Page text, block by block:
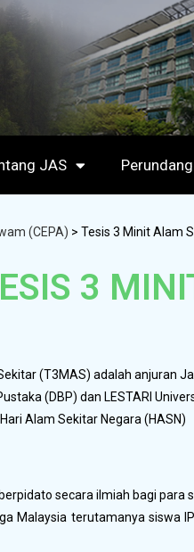
JAS
(CEPA) > Tesis 3 Minit Alam
3
(T3MAS) adalah anjuran
(DBP) dan LESTARI
Alam Sekitar Negara (HASN)
secara ilmiah bagi
Malaysia terutamanya siswa